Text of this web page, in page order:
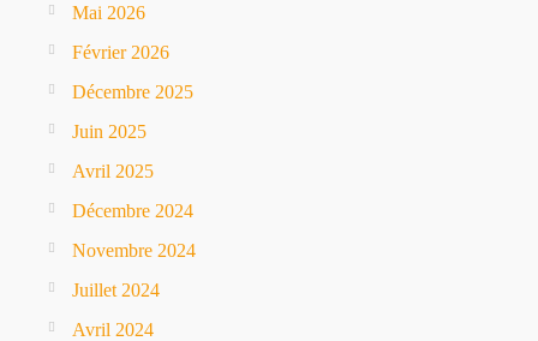
Mai 2026
Février 2026
Décembre 2025
Juin 2025
Avril 2025
Décembre 2024
Novembre 2024
Juillet 2024
Avril 2024